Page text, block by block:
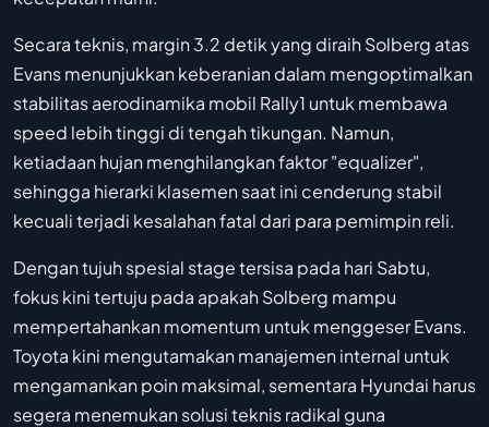
Secara teknis, margin 3.2 detik yang diraih Solberg atas
Evans menunjukkan keberanian dalam mengoptimalkan
stabilitas aerodinamika mobil Rally1 untuk membawa
speed lebih tinggi di tengah tikungan. Namun,
ketiadaan hujan menghilangkan faktor "equalizer",
sehingga hierarki klasemen saat ini cenderung stabil
kecuali terjadi kesalahan fatal dari para pemimpin reli.
Dengan tujuh spesial stage tersisa pada hari Sabtu,
fokus kini tertuju pada apakah Solberg mampu
mempertahankan momentum untuk menggeser Evans.
Toyota kini mengutamakan manajemen internal untuk
mengamankan poin maksimal, sementara Hyundai harus
segera menemukan solusi teknis radikal guna